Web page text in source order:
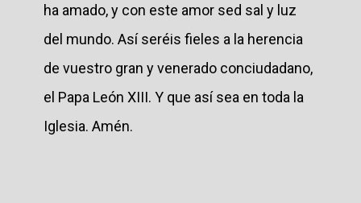
ha amado, y con este amor sed sal y luz
del mundo. Así seréis fieles a la herencia
de vuestro gran y venerado conciudadano,
el Papa León XIII. Y que así sea en toda la
Iglesia. Amén.